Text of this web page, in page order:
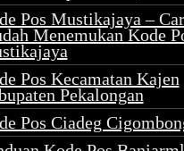
Pos Mustikajaya –
Menemukan Kode
Pos Kecamatan Kajen
Pekalongan
Pos Ciadeg